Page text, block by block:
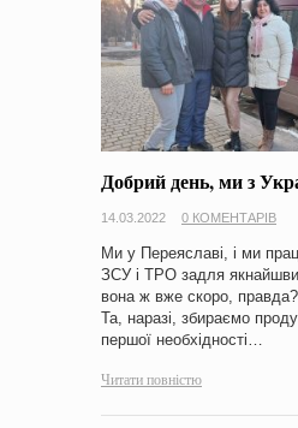
Добрий день, ми з
14.03.2022 0 КОМЕНТАРІВ
Ми у Переяславі, і ми
ЗСУ і ТРО задля
вона ж вже скоро,
Та, наразі, збираємо
першої необхідності…
Читати повністю